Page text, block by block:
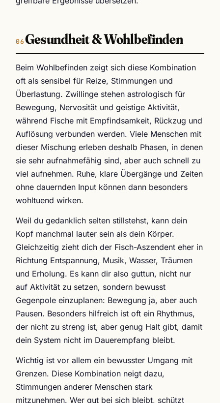
Gesundheit & Wohlbefinden
Beim Wohlbefinden zeigt sich diese Kombination
oft als sensibel für Reize, Stimmungen und
Überlastung. Zwillinge stehen astrologisch für
Bewegung, Nervosität und geistige Aktivität,
während Fische mit Empfindsamkeit, Rückzug und
Auflösung verbunden werden. Viele Menschen mit
dieser Mischung erleben deshalb Phasen, in denen
sie sehr aufnahmefähig sind, aber auch schnell zu
viel aufnehmen. Ruhe, klare Übergänge und Zeiten
ohne dauernden Input können dann besonders
wohltuend wirken.
Weil du gedanklich selten stillstehst, kann dein
Kopf manchmal lauter sein als dein Körper.
Gleichzeitig zieht dich der Fisch-Aszendent eher in
Richtung Entspannung, Musik, Wasser, Träumen
und Erholung. Es kann dir also guttun, nicht nur
auf Aktivität zu setzen, sondern bewusst
Gegenpole einzuplanen: Bewegung ja, aber auch
Pausen. Besonders hilfreich ist oft ein Rhythmus,
der nicht zu streng ist, aber genug Halt gibt, damit
dein System nicht im Dauerempfang bleibt.
Wichtig ist vor allem ein bewusster Umgang mit
Grenzen. Diese Kombination neigt dazu,
Stimmungen anderer Menschen stark
mitzunehmen. Wer gut bei sich bleibt, schützt